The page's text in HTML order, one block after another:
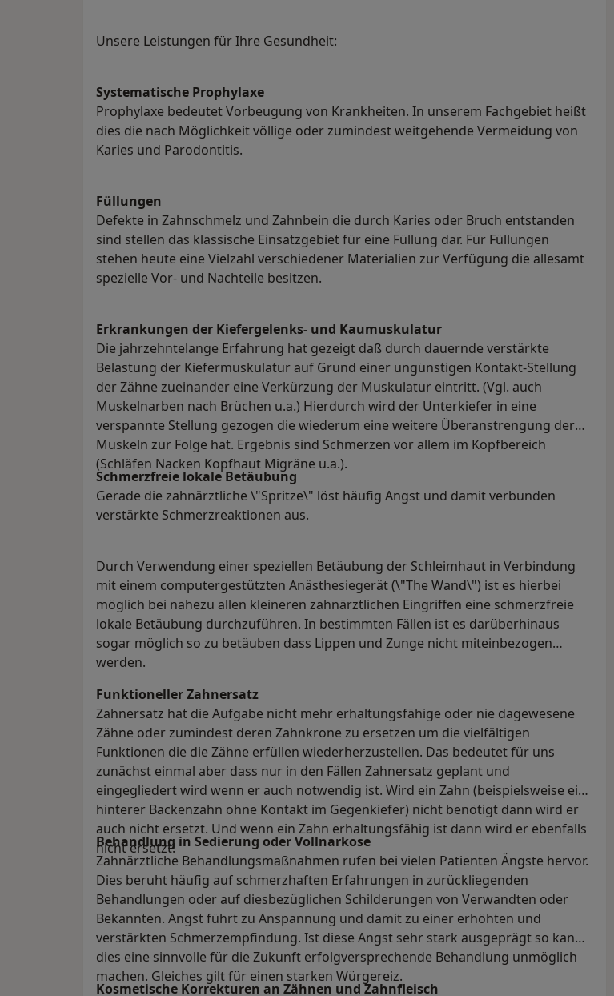
Unsere Leistungen für Ihre Gesundheit:
Systematische Prophylaxe
Prophylaxe bedeutet Vorbeugung von Krankheiten. In unserem Fachgebiet heißt
dies die nach Möglichkeit völlige oder zumindest weitgehende Vermeidung von
Karies und Parodontitis.
Füllungen
Defekte in Zahnschmelz und Zahnbein die durch Karies oder Bruch entstanden
sind stellen das klassische Einsatzgebiet für eine Füllung dar. Für Füllungen
stehen heute eine Vielzahl verschiedener Materialien zur Verfügung die allesamt
spezielle Vor- und Nachteile besitzen.
Erkrankungen der Kiefergelenks- und Kaumuskulatur
Die jahrzehntelange Erfahrung hat gezeigt daß durch dauernde verstärkte
Belastung der Kiefermuskulatur auf Grund einer ungünstigen Kontakt-Stellung
der Zähne zueinander eine Verkürzung der Muskulatur eintritt. (Vgl. auch
Muskelnarben nach Brüchen u.a.) Hierdurch wird der Unterkiefer in eine
verspannte Stellung gezogen die wiederum eine weitere Überanstrengung der
Muskeln zur Folge hat. Ergebnis sind Schmerzen vor allem im Kopfbereich
(Schläfen Nacken Kopfhaut Migräne u.a.).
Schmerzfreie lokale Betäubung
Gerade die zahnärztliche \"Spritze\" löst häufig Angst und damit verbunden
verstärkte Schmerzreaktionen aus.
Durch Verwendung einer speziellen Betäubung der Schleimhaut in Verbindung
mit einem computergestützten Anästhesiegerät (\"The Wand\") ist es hierbei
möglich bei nahezu allen kleineren zahnärztlichen Eingriffen eine schmerzfreie
lokale Betäubung durchzuführen. In bestimmten Fällen ist es darüberhinaus
sogar möglich so zu betäuben dass Lippen und Zunge nicht miteinbezogen
werden.
Funktioneller Zahnersatz
Zahnersatz hat die Aufgabe nicht mehr erhaltungsfähige oder nie dagewesene
Zähne oder zumindest deren Zahnkrone zu ersetzen um die vielfältigen
Funktionen die die Zähne erfüllen wiederherzustellen. Das bedeutet für uns
zunächst einmal aber dass nur in den Fällen Zahnersatz geplant und
eingegliedert wird wenn er auch notwendig ist. Wird ein Zahn (beispielsweise ein
hinterer Backenzahn ohne Kontakt im Gegenkiefer) nicht benötigt dann wird er
auch nicht ersetzt. Und wenn ein Zahn erhaltungsfähig ist dann wird er ebenfalls
nicht ersetzt!
Behandlung in Sedierung oder Vollnarkose
Zahnärztliche Behandlungsmaßnahmen rufen bei vielen Patienten Ängste hervor.
Dies beruht häufig auf schmerzhaften Erfahrungen in zurückliegenden
Behandlungen oder auf diesbezüglichen Schilderungen von Verwandten oder
Bekannten. Angst führt zu Anspannung und damit zu einer erhöhten und
verstärkten Schmerzempfindung. Ist diese Angst sehr stark ausgeprägt so kann
dies eine sinnvolle für die Zukunft erfolgversprechende Behandlung unmöglich
machen. Gleiches gilt für einen starken Würgereiz.
Kosmetische Korrekturen an Zähnen und Zahnfleisch